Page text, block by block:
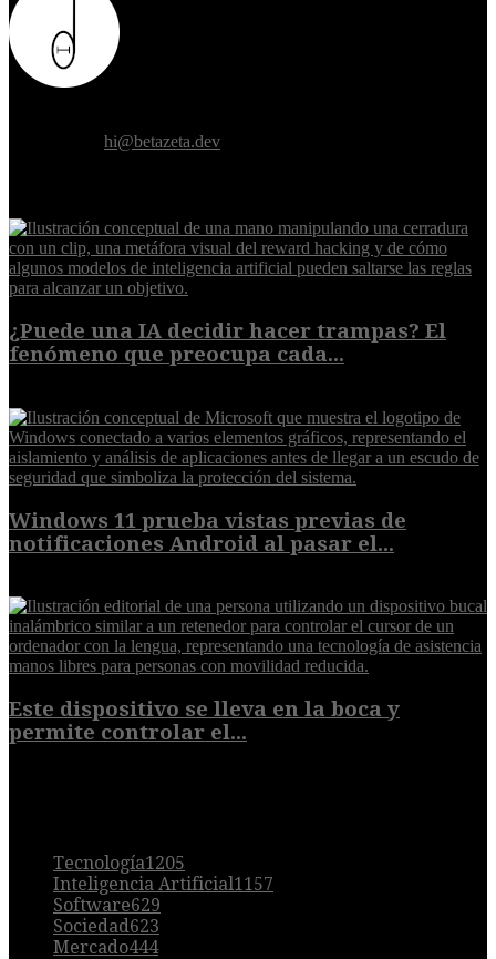
hi@betazeta.dev
¿Puede una IA decidir hacer trampas? El
fenómeno que preocupa cada...
Windows 11 prueba vistas previas de
notificaciones Android al pasar el...
Este dispositivo se lleva en la boca y
permite controlar el...
Tecnología1205
Inteligencia Artificial1157
Software629
Sociedad623
Mercado444